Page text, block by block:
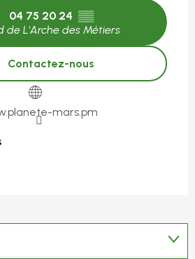
04 75 20 24 ▒▒
de L'Arche des Métiers
Contactez-nous
mars.pm